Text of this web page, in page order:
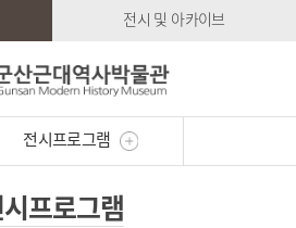
전시 및 아카이브
전시프로그램
프로그램